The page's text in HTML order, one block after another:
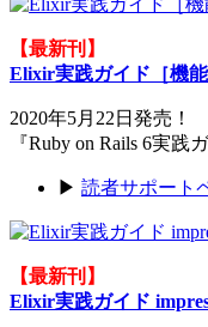
【最新刊】
Elixir実践ガイド［機
2020年5月22日発売！
『Ruby on Rails 6実践
▶ 読者サポート
【最新刊】
Elixir実践ガイド